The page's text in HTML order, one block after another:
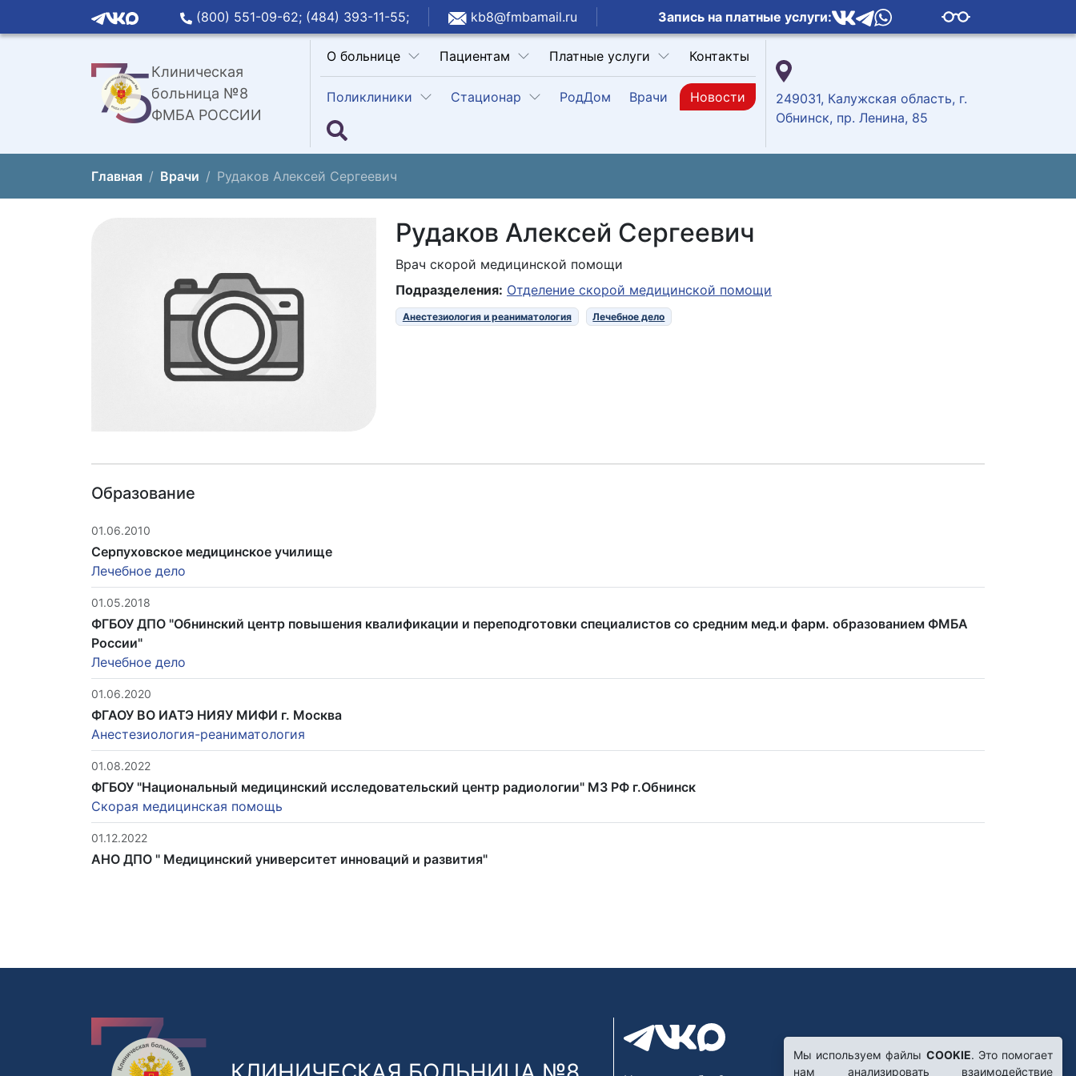
(800) 551-09-62; (484) 393-11-55; kb8@fmbamail.ru Запись на платные услуги:
Клиническая
больница №8
ФМБА РОССИИ
О больнице Пациентам Платные услуги Контакты
Поликлиники Стационар РодДом Врачи Новости
249031, Калужская область, г.
Обнинск, пр. Ленина, 85
Главная Врачи Рудаков Алексей Сергеевич
Рудаков Алексей Сергеевич
Врач скорой медицинской помощи
Подразделения: Отделение скорой медицинской помощи
Анестезиология и реаниматология Лечебное дело
Образование
01.06.2010
Серпуховское медицинское училище
Лечебное дело
01.05.2018
ФГБОУ ДПО "Обнинский центр повышения квалификации и переподготовки специалистов со средним мед.и фарм. образованием ФМБА
России"
Лечебное дело
01.06.2020
ФГАОУ ВО ИАТЭ НИЯУ МИФИ г. Москва
Анестезиология-реаниматология
01.08.2022
ФГБОУ "Национальный медицинский исследовательский центр радиологии" МЗ РФ г.Обнинск
Скорая медицинская помощь
01.12.2022
АНО ДПО " Медицинский университет инноваций и развития"
Мы используем файлы COOKIE. Это помогает
нам анализировать взаимодействие